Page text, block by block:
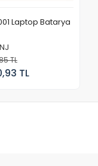
Laptop Batarya
TL
TL